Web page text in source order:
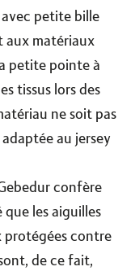
petite bille
aux matériaux
petite pointe à
tissus lors des
ne soit pas
au jersey
confère
les aiguilles
protégées contre
de ce fait,